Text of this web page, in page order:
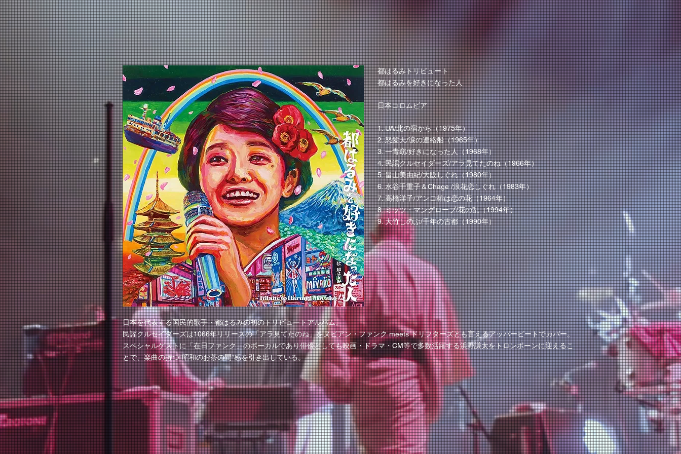
都はるみトリビュート
都はるみを好きになった人
日本コロムビア
1. UA/北の宿から（1975年）
2. 怒髪天/涙の連絡船（1965年）
3. 一青窈/好きになった人（1968年）
4. 民謡クルセイダーズ/アラ見てたのね（1966年）
5. 畠山美由紀/大阪しぐれ（1980年）
6. 水谷千重子＆Chage /浪花恋しぐれ（1983年）
7. 高橋洋子/アンコ椿は恋の花（1964年）
8. ミッツ・マングローブ/花の乱（1994年）
9. 大竹しのぶ/千年の古都（1990年）
日本を代表する国民的歌手・都はるみの初のトリビュートアルバム。
民謡クルセイダーズは1066年リリースの「アラ見てたのね」をヌビアン・ファンク meets ドリフターズとも言えるアッパービートでカバー。
スペシャルゲストに「在日ファンク」のボーカルであり俳優としても映画・ドラマ・CM等で多数活躍する浜野謙太をトロンボーンに迎えるこ
とで、楽曲の持つ”昭和のお茶の間”感を引き出している。